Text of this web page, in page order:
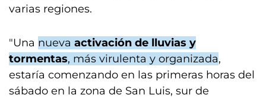
varias regiones.
"Una nueva activación de lluvias y
tormentas, más virulenta y organizada,
estaría comenzando en las primeras horas del
sábado en la zona de San Luis, sur de